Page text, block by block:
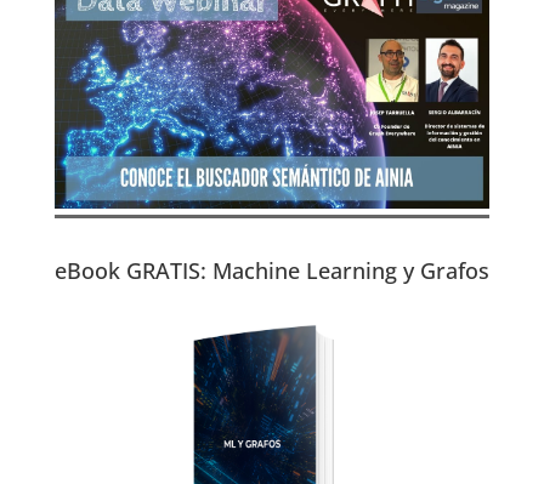
eBook GRATIS: Machine Learning y Grafos